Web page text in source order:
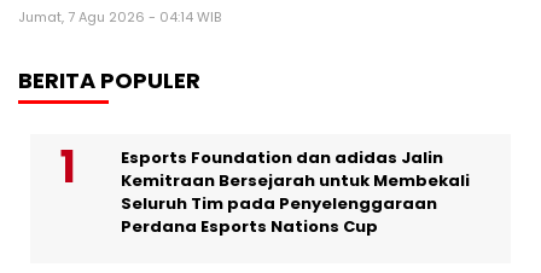
Jumat, 7 Agu 2026 - 04:14 WIB
BERITA POPULER
Esports Foundation dan adidas Jalin
Kemitraan Bersejarah untuk Membekali
Seluruh Tim pada Penyelenggaraan
Perdana Esports Nations Cup